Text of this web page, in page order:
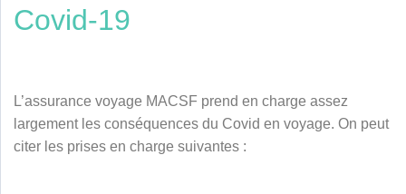
Covid-19
L’assurance voyage MACSF prend en charge assez
largement les conséquences du Covid en voyage. On peut
citer les prises en charge suivantes :